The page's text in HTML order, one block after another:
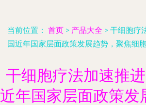
当前位置： 首页 > 产品大全 > 干细胞疗
国近年国家层面政策发展趋势，聚焦细
干细胞疗法加速推
近年国家层面政策发